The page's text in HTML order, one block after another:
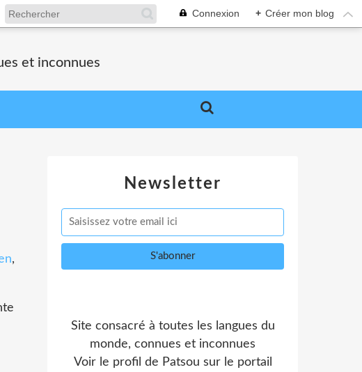
Connexion + Créer mon blog
et inconnues
,
Newsletter
Site consacré à toutes les langues du
monde, connues et inconnues
Voir le profil de Patsou sur le portail